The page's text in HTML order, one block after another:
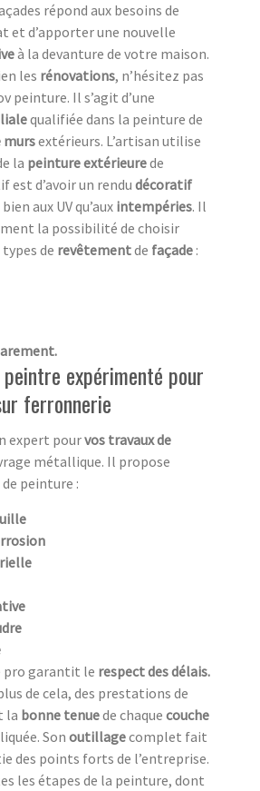
répond aux besoins de
et d’apporter une nouvelle
à la devanture de votre maison.
les rénovations, n’hésitez pas
peinture. Il s’agit d’une
qualifiée dans la peinture de
mursextérieurs. L’artisan utilise
la peinture extérieurede
est d’avoir un rendu décoratif
aux UVqu’aux intempéries. Il
la possibilité de choisir
de revêtementde façade :
expérimenté pour
ferronnerie
expert pourvos travaux de
métallique. Il propose
peinture :
pro garantit le respect des délais.
de cela, des prestations de
la bonne tenuede chaque couche
Son outillagecomplet fait
des points forts de l’entreprise.
les étapes de la peinture, dont